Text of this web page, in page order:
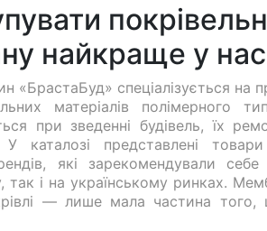
найкраще у нас
«БрастаБуд» спеціалізується на
матеріалів полімерного
при зведенні будівель, їх
У каталозі представлені
які зарекомендували
так і на українському ринках.
— лише мала частина